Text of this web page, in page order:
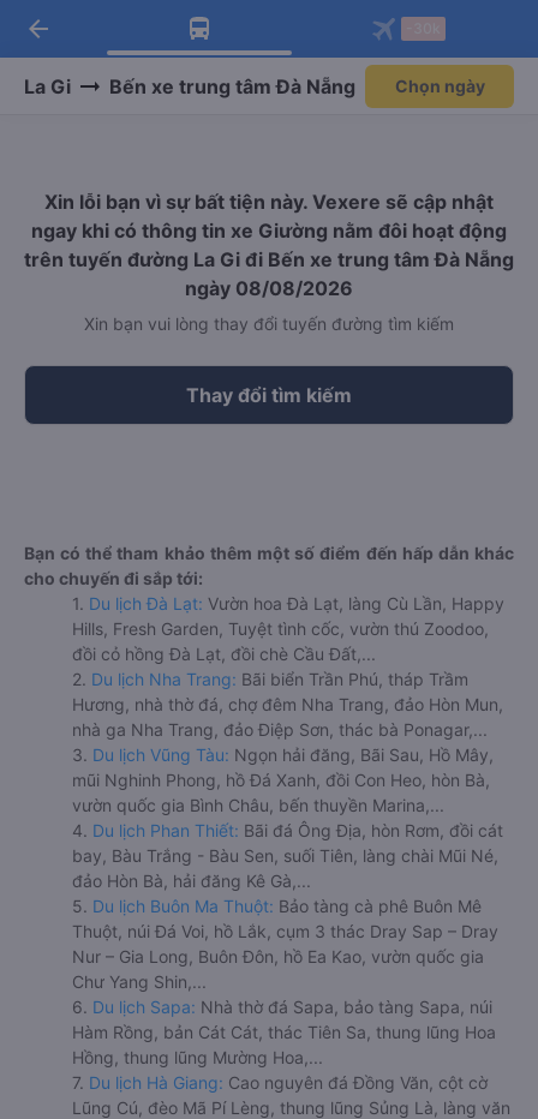
Tải app Vexere ngay!
Nhận ưu đãi thành viên độc
Mở app
Tải app Vexere
-30k/ghế khi đặt vé máy bay qua
Mở app
arrow_back
La Gi Bến xe trung tâm Đà Nẵng Chọn ngày
Xin lỗi bạn vì sự bất tiện này. Vexere sẽ cập nhật
ngay khi có thông tin xe Giường nằm đôi hoạt động
trên tuyến đường La Gi đi Bến xe trung tâm Đà Nẵng
ngày 08/08/2026
Xin bạn vui lòng thay đổi tuyến đường tìm kiếm
Thay đổi tìm kiếm
Bạn có thể tham khảo thêm một số điểm đến hấp dẫn khác
cho chuyến đi sắp tới:
1. Du lịch Đà Lạt: Vườn hoa Đà Lạt, làng Cù Lần, Happy
Hills, Fresh Garden, Tuyệt tình cốc, vườn thú Zoodoo,
đồi cỏ hồng Đà Lạt, đồi chè Cầu Đất,...
2. Du lịch Nha Trang: Bãi biển Trần Phú, tháp Trầm
Hương, nhà thờ đá, chợ đêm Nha Trang, đảo Hòn Mun,
nhà ga Nha Trang, đảo Điệp Sơn, thác bà Ponagar,...
3. Du lịch Vũng Tàu: Ngọn hải đăng, Bãi Sau, Hồ Mây,
mũi Nghinh Phong, hồ Đá Xanh, đồi Con Heo, hòn Bà,
vườn quốc gia Bình Châu, bến thuyền Marina,...
4. Du lịch Phan Thiết: Bãi đá Ông Địa, hòn Rơm, đồi cát
bay, Bàu Trắng - Bàu Sen, suối Tiên, làng chài Mũi Né,
đảo Hòn Bà, hải đăng Kê Gà,...
5. Du lịch Buôn Ma Thuột: Bảo tàng cà phê Buôn Mê
Thuột, núi Đá Voi, hồ Lắk, cụm 3 thác Dray Sap – Dray
Nur – Gia Long, Buôn Đôn, hồ Ea Kao, vườn quốc gia
Chư Yang Shin,...
6. Du lịch Sapa: Nhà thờ đá Sapa, bảo tàng Sapa, núi
Hàm Rồng, bản Cát Cát, thác Tiên Sa, thung lũng Hoa
Hồng, thung lũng Mường Hoa,...
7. Du lịch Hà Giang: Cao nguyên đá Đồng Văn, cột cờ
Lũng Cú, đèo Mã Pí Lèng, thung lũng Sủng Là, làng văn